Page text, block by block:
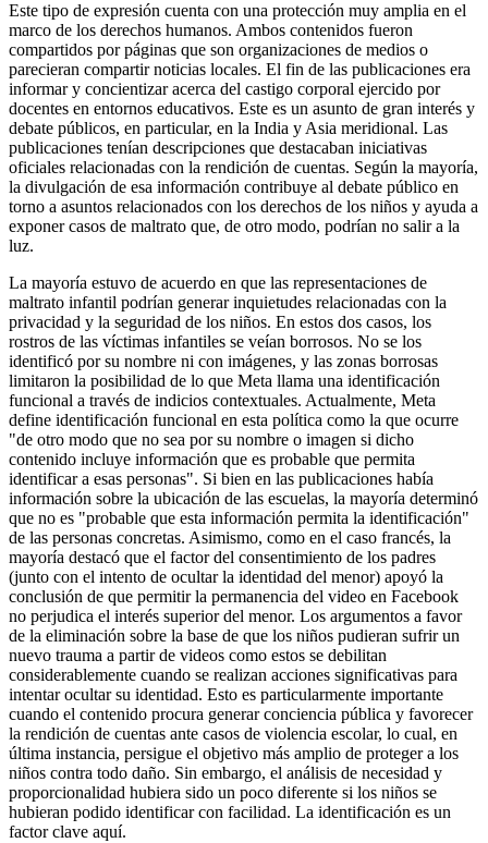
Este tipo de expresión cuenta con una protección muy amplia en el
marco de los derechos humanos. Ambos contenidos fueron
compartidos por páginas que son organizaciones de medios o
parecieran compartir noticias locales. El fin de las publicaciones era
informar y concientizar acerca del castigo corporal ejercido por
docentes en entornos educativos. Este es un asunto de gran interés y
debate públicos, en particular, en la India y Asia meridional. Las
publicaciones tenían descripciones que destacaban iniciativas
oficiales relacionadas con la rendición de cuentas. Según la mayoría,
la divulgación de esa información contribuye al debate público en
torno a asuntos relacionados con los derechos de los niños y ayuda a
exponer casos de maltrato que, de otro modo, podrían no salir a la
luz.
La mayoría estuvo de acuerdo en que las representaciones de
maltrato infantil podrían generar inquietudes relacionadas con la
privacidad y la seguridad de los niños. En estos dos casos, los
rostros de las víctimas infantiles se veían borrosos. No se los
identificó por su nombre ni con imágenes, y las zonas borrosas
limitaron la posibilidad de lo que Meta llama una identificación
funcional a través de indicios contextuales. Actualmente, Meta
define identificación funcional en esta política como la que ocurre
"de otro modo que no sea por su nombre o imagen si dicho
contenido incluye información que es probable que permita
identificar a esas personas". Si bien en las publicaciones había
información sobre la ubicación de las escuelas, la mayoría determinó
que no es "probable que esta información permita la identificación"
de las personas concretas. Asimismo, como en el caso francés, la
mayoría destacó que el factor del consentimiento de los padres
(junto con el intento de ocultar la identidad del menor) apoyó la
conclusión de que permitir la permanencia del video en Facebook
no perjudica el interés superior del menor. Los argumentos a favor
de la eliminación sobre la base de que los niños pudieran sufrir un
nuevo trauma a partir de videos como estos se debilitan
considerablemente cuando se realizan acciones significativas para
intentar ocultar su identidad. Esto es particularmente importante
cuando el contenido procura generar conciencia pública y favorecer
la rendición de cuentas ante casos de violencia escolar, lo cual, en
última instancia, persigue el objetivo más amplio de proteger a los
niños contra todo daño. Sin embargo, el análisis de necesidad y
proporcionalidad hubiera sido un poco diferente si los niños se
hubieran podido identificar con facilidad. La identificación es un
factor clave aquí.